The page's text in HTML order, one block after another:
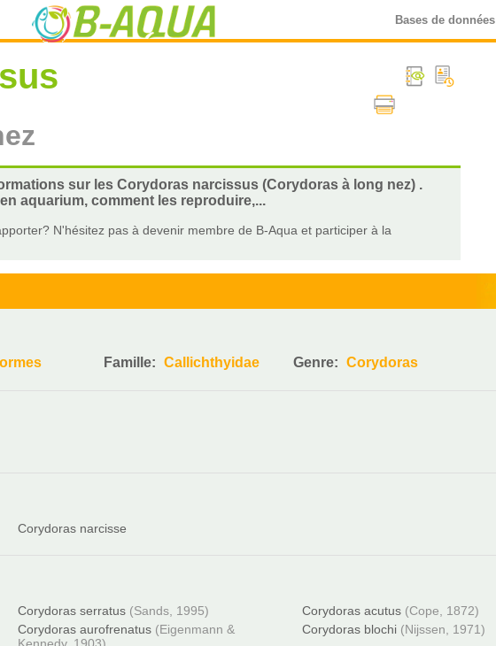
Bases de données
sur les Corydoras narcissus (Corydoras à long nez) .
aquarium, comment les reproduire,...
N'hésitez pas à devenir membre de B-Aqua et participer à la
Famille: Callichthyidae Genre: Corydoras
Corydoras narcisse
Corydoras serratus (Sands, 1995) Corydoras acutus (Cope, 1872)
Corydoras aurofrenatus (Eigenmann &
Corydoras blochi (Nijssen, 1971)